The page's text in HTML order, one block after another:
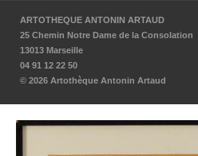
ARTOTHEQUE ANTONIN ARTAUD
25 Chemin Notre Dame de la Consolation
13013 Marseille
04 91 12 22 50
© 2026 Artothèque Antonin Artaud